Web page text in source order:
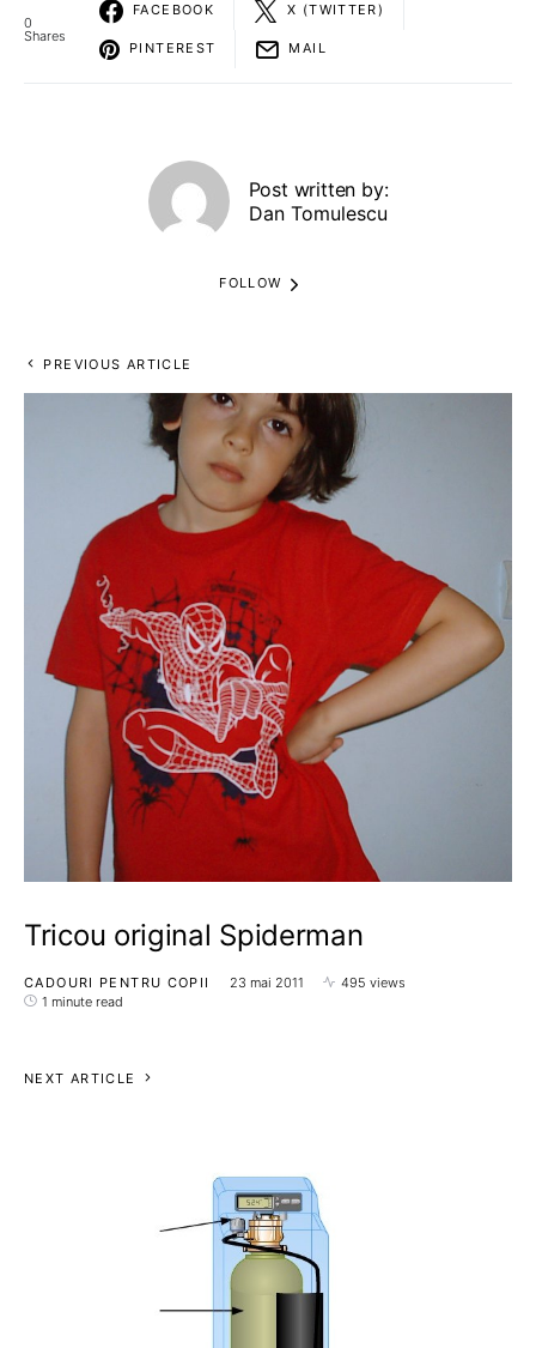
0
Shares
FACEBOOK X (TWITTER)
PINTEREST MAIL
Post written by:
Dan Tomulescu
FOLLOW
PREVIOUS ARTICLE
Tricou original Spiderman
CADOURI PENTRU COPII 23 mai 2011
495 views
1 minute read
NEXT ARTICLE